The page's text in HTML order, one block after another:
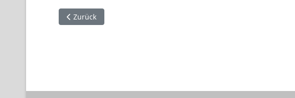
Vorheriger Beitrag: Modellprojekt: „Bürger messen ihre Pegel selbst“
Zurück